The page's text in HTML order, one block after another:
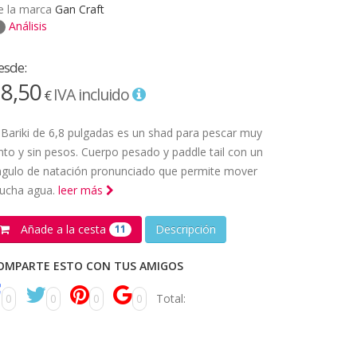
la marca Gan Craft
Análisis
€IVA incluido
de 6,8 pulgadas es un shad para pescar muy
y sin pesos. Cuerpo pesado y paddle tail con un
de natación pronunciado que permite mover
agua. leer más
Añade a la cesta 11 Descripción
ESTO CON TUS AMIGOS
0 0 0 0 Total: